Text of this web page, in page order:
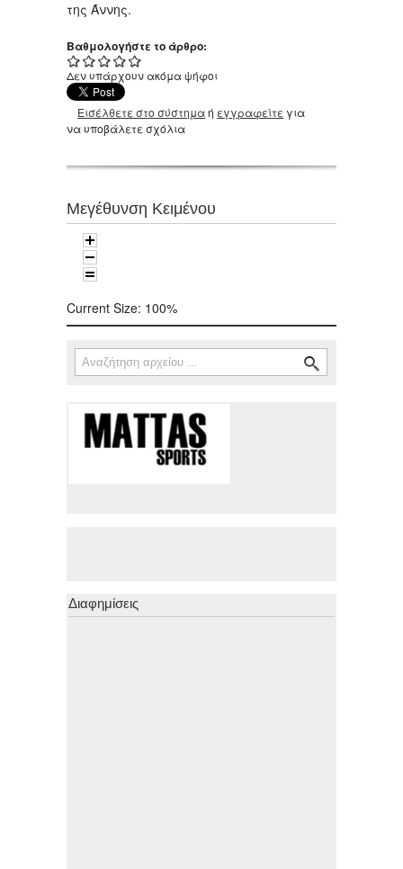
της Άννης.
Βαθμολογήστε το άρθρο:
Δεν υπάρχουν ακόμα ψήφοι
Εισέλθετε στο σύστημαή εγγραφείτε για
να υποβάλετε σχόλια
Μεγέθυνση Κειμένου
Current Size: 100%
Φόρμα αναζήτησης
Αναζήτηση
Διαφημίσεις